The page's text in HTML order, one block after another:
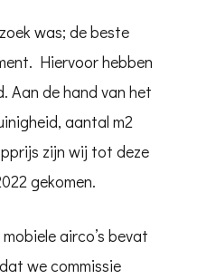
was; de beste
Hiervoor hebben
Aan de hand van het
aantal m2
zijn wij tot deze
gekomen.
airco’s bevat
we commissie